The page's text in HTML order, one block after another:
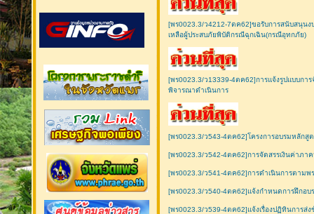
[พร0023.3/ว4212-7ตค62]ขอรับการสนับสนุนง
เหลือผู้ประสบภัยพิบัติกรณีฉุกเฉิน(กรณีอุทกภัย)
[พร0023.3/ว13339-4ตค62]การแจ้งรูปแบบกา
พิจารณาดำเนินการ
[พร0023.3/ว543-4ตค62]โครงการอบรมหลัก
[พร0023.3/ว542-4ตค62]การจัดสรรเงินค่าภา
[พร0023.3/ว541-4ตค62]การดำเนินการตาม
[พร0023.3/ว540-4ตค62]แจ้งกำหนดการฝึกอ
[พร0023.3/ว539-4ตค62]แจ้งเรื่องปฏิทินการส่